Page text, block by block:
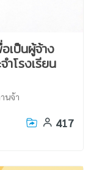
เป็นผู้จ้าง
ำโรงเรียน
นจ้า
417